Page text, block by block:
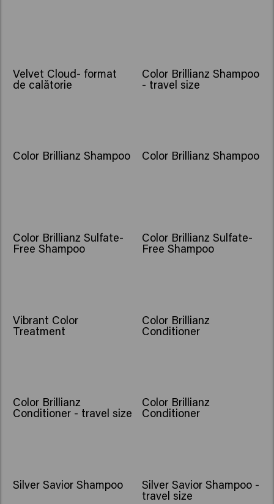
Velvet Cloud- format
de calătorie
Color Brillianz Shampoo
- travel size
Color Brillianz Shampoo Color Brillianz Shampoo
Color Brillianz Sulfate-
Free Shampoo
Color Brillianz Sulfate-
Free Shampoo
Vibrant Color
Treatment
Color Brillianz
Conditioner
Color Brillianz
Conditioner - travel size
Color Brillianz
Conditioner
Silver Savior Shampoo Silver Savior Shampoo -
travel size